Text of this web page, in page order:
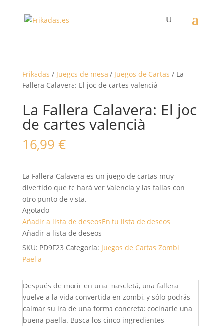
Frikadas / Juegos de mesa / Juegos de Cartas / La
Fallera Calavera: El joc de cartes valencià
La Fallera Calavera: El joc
de cartes valencià
16,99 €
La Fallera Calavera es un juego de cartas muy
divertido que te hará ver Valencia y las fallas con
otro punto de vista.
Agotado
Añadir a lista de deseosEn tu lista de deseos
Añadir a lista de deseos
SKU: PD9F23 Categoría: Juegos de Cartas Zombi
Paella
Después de morir en una mascletá, una fallera
vuelve a la vida convertida en zombi, y sólo podrás
calmar su ira de una forma concreta: cocinarle una
buena paella. Busca los cinco ingredientes